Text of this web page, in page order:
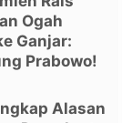
Ogah
Ganjar:
Prabowo!
Alasan